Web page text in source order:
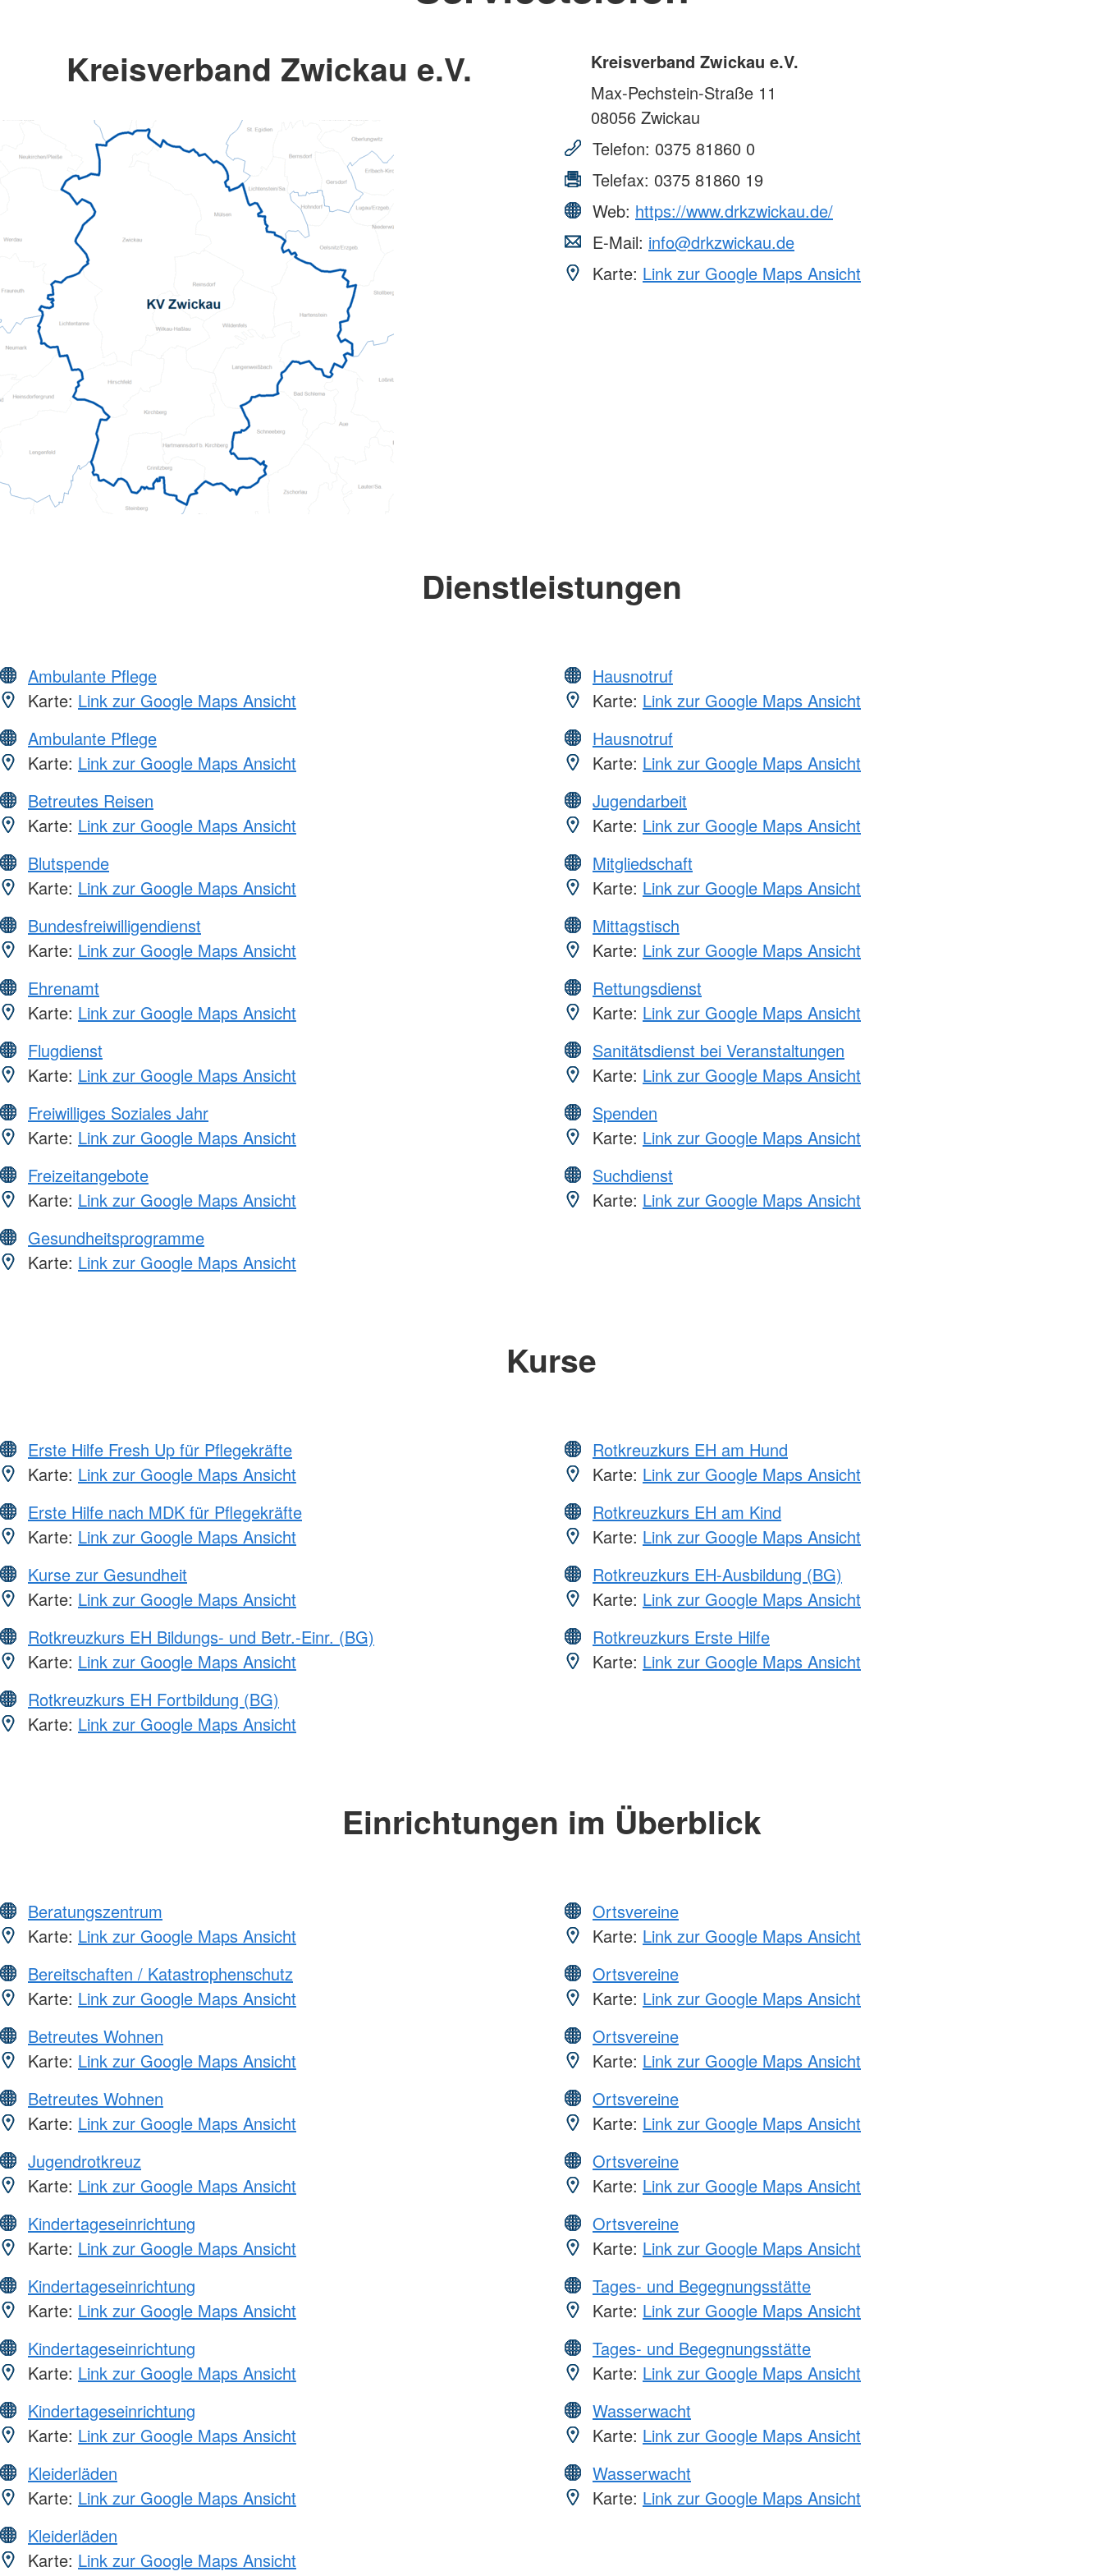
Kreisverband Zwickau e.V.
Kreisverband Zwickau e.V.
Max-Pechstein-Straße 11
08056 Zwickau
Telefon: 0375 81860 0
Telefax: 0375 81860 19
Web: https://www.drkzwickau.de/
E-Mail: info@drkzwickau.de
Karte: Link zur Google Maps Ansicht
Dienstleistungen
Ambulante Pflege
Karte: Link zur Google Maps Ansicht
Ambulante Pflege
Karte: Link zur Google Maps Ansicht
Betreutes Reisen
Karte: Link zur Google Maps Ansicht
Blutspende
Karte: Link zur Google Maps Ansicht
Bundesfreiwilligendienst
Karte: Link zur Google Maps Ansicht
Ehrenamt
Karte: Link zur Google Maps Ansicht
Flugdienst
Karte: Link zur Google Maps Ansicht
Freiwilliges Soziales Jahr
Karte: Link zur Google Maps Ansicht
Freizeitangebote
Karte: Link zur Google Maps Ansicht
Gesundheitsprogramme
Karte: Link zur Google Maps Ansicht
Hausnotruf
Karte: Link zur Google Maps Ansicht
Hausnotruf
Karte: Link zur Google Maps Ansicht
Jugendarbeit
Karte: Link zur Google Maps Ansicht
Mitgliedschaft
Karte: Link zur Google Maps Ansicht
Mittagstisch
Karte: Link zur Google Maps Ansicht
Rettungsdienst
Karte: Link zur Google Maps Ansicht
Sanitätsdienst bei Veranstaltungen
Karte: Link zur Google Maps Ansicht
Spenden
Karte: Link zur Google Maps Ansicht
Suchdienst
Karte: Link zur Google Maps Ansicht
Kurse
Erste Hilfe Fresh Up für Pflegekräfte
Karte: Link zur Google Maps Ansicht
Erste Hilfe nach MDK für Pflegekräfte
Karte: Link zur Google Maps Ansicht
Kurse zur Gesundheit
Karte: Link zur Google Maps Ansicht
Rotkreuzkurs EH Bildungs- und Betr.-Einr. (BG)
Karte: Link zur Google Maps Ansicht
Rotkreuzkurs EH Fortbildung (BG)
Karte: Link zur Google Maps Ansicht
Rotkreuzkurs EH am Hund
Karte: Link zur Google Maps Ansicht
Rotkreuzkurs EH am Kind
Karte: Link zur Google Maps Ansicht
Rotkreuzkurs EH-Ausbildung (BG)
Karte: Link zur Google Maps Ansicht
Rotkreuzkurs Erste Hilfe
Karte: Link zur Google Maps Ansicht
Einrichtungen im Überblick
Beratungszentrum
Karte: Link zur Google Maps Ansicht
Bereitschaften / Katastrophenschutz
Karte: Link zur Google Maps Ansicht
Betreutes Wohnen
Karte: Link zur Google Maps Ansicht
Betreutes Wohnen
Karte: Link zur Google Maps Ansicht
Jugendrotkreuz
Karte: Link zur Google Maps Ansicht
Kindertageseinrichtung
Karte: Link zur Google Maps Ansicht
Kindertageseinrichtung
Karte: Link zur Google Maps Ansicht
Kindertageseinrichtung
Karte: Link zur Google Maps Ansicht
Kindertageseinrichtung
Karte: Link zur Google Maps Ansicht
Kleiderläden
Karte: Link zur Google Maps Ansicht
Kleiderläden
Karte: Link zur Google Maps Ansicht
Ortsvereine
Karte: Link zur Google Maps Ansicht
Ortsvereine
Karte: Link zur Google Maps Ansicht
Ortsvereine
Karte: Link zur Google Maps Ansicht
Ortsvereine
Karte: Link zur Google Maps Ansicht
Ortsvereine
Karte: Link zur Google Maps Ansicht
Ortsvereine
Karte: Link zur Google Maps Ansicht
Tages- und Begegnungsstätte
Karte: Link zur Google Maps Ansicht
Tages- und Begegnungsstätte
Karte: Link zur Google Maps Ansicht
Wasserwacht
Karte: Link zur Google Maps Ansicht
Wasserwacht
Karte: Link zur Google Maps Ansicht